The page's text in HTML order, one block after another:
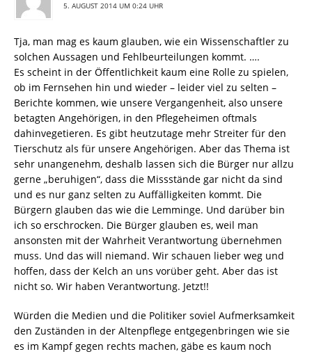
5. AUGUST 2014 UM 0:24 UHR
Tja, man mag es kaum glauben, wie ein Wissenschaftler zu
solchen Aussagen und Fehlbeurteilungen kommt. ….
Es scheint in der Öffentlichkeit kaum eine Rolle zu spielen,
ob im Fernsehen hin und wieder – leider viel zu selten –
Berichte kommen, wie unsere Vergangenheit, also unsere
betagten Angehörigen, in den Pflegeheimen oftmals
dahinvegetieren. Es gibt heutzutage mehr Streiter für den
Tierschutz als für unsere Angehörigen. Aber das Thema ist
sehr unangenehm, deshalb lassen sich die Bürger nur allzu
gerne „beruhigen“, dass die Missstände gar nicht da sind
und es nur ganz selten zu Auffälligkeiten kommt. Die
Bürgern glauben das wie die Lemminge. Und darüber bin
ich so erschrocken. Die Bürger glauben es, weil man
ansonsten mit der Wahrheit Verantwortung übernehmen
muss. Und das will niemand. Wir schauen lieber weg und
hoffen, dass der Kelch an uns vorüber geht. Aber das ist
nicht so. Wir haben Verantwortung. Jetzt!!
Würden die Medien und die Politiker soviel Aufmerksamkeit
den Zuständen in der Altenpflege entgegenbringen wie sie
es im Kampf gegen rechts machen, gäbe es kaum noch